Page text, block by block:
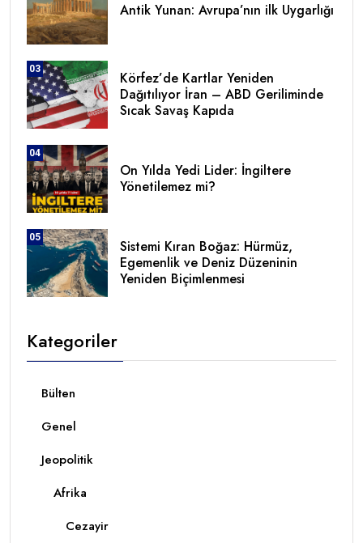
Antik Yunan: Avrupa’nın ilk Uygarlığı
03
Körfez’de Kartlar Yeniden
Dağıtılıyor İran – ABD Geriliminde
Sıcak Savaş Kapıda
04
On Yılda Yedi Lider: İngiltere
Yönetilemez mi?
05
Sistemi Kıran Boğaz: Hürmüz,
Egemenlik ve Deniz Düzeninin
Yeniden Biçimlenmesi
Kategoriler
Bülten
Genel
Jeopolitik
Afrika
Cezayir